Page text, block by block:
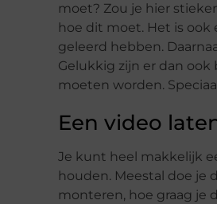
moet? Zou je hier
hoe dit moet. Het is ook
geleerd hebben.
Gelukkig zijn er dan
moeten worden.
Een video
Je kunt heel makkelijk
houden. Meestal doe je
monteren, hoe graag je